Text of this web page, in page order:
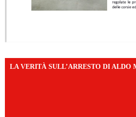
LA VERITÀ SULL’ARRESTO DI ALDO